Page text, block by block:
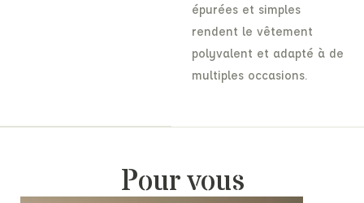
épurées et simples
rendent le vêtement
polyvalent et adapté à de
multiples occasions.
Pour vous